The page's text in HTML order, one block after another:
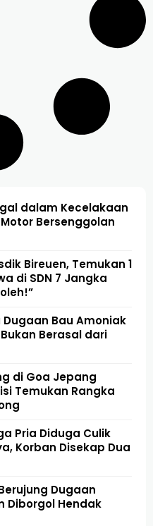
dalam Kecelakaan
Bersenggolan
Bireuen, Temukan 1
di SDN 7 Jangka
Dugaan Bau Amoniak
Berasal dari
di Goa Jepang
Temukan Rangka
Pria Diduga Culik
Korban Disekap Dua
Dugaan
Diborgol Hendak